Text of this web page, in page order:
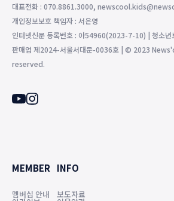
대표전화 : 070.8861.3000,
개인정보보호 책임자 : 서은영
인터넷신문 등록번호 : 아54960(2023-7-10) | 청소년
판매업 제2024-서울서대문-0036호 | © 2023
reserved.
MEMBER
멤버십 안내
INFO
보도자료